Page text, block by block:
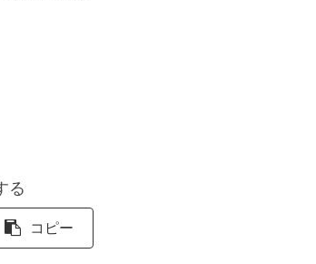
る
コピー